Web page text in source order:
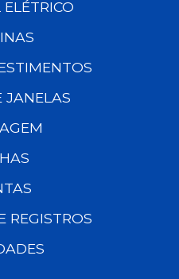
JANELAS
REGISTROS